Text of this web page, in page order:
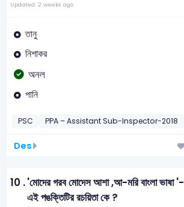
Updated: 2 weeks ago
তানু
নিশাকর
অনল
পানি
PSC PPA – Assistant Sub-Inspector-2018
Des
10 .'মোদের গরব মোদেস আশা ,আ-মরি বাংলা ভাষা '-
এই পঙক্তিটির রচয়িতা কে ?